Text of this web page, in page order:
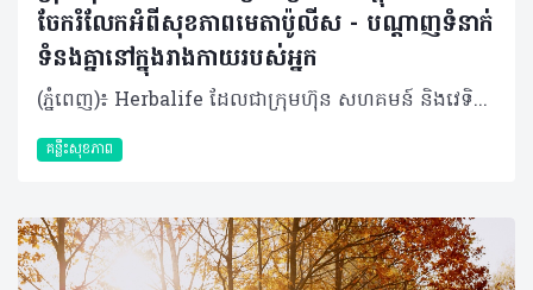
ចែករំលែកអំពីសុខភាពមេតាប៉ូលីស - បណ្តាញទំនាក់
ទំនងគ្នានៅក្នុងរាងកាយរបស់អ្នក
(ភ្នំពេញ)៖ Herbalife ដែលជាក្រុមហ៊ុន សហគមន៍ និងវេទិកាភ្ជាប់ទំនាក់ទំនង លំដាប់ថ្នាក់ពិភពលោក ផ្នែកសុខភាព និងសុខុមាលភាពបានចែករំលែកអំពី សុខភាពមេតាប៉ូលីសនិងបណ្តាញទំនាក់ទំនងគ្នានៅក្នុងរាងកាយរបស់អ្នក។ សុខភាពមេតាប៉ូលីស មិនមែនត្រឹមតែជាការគ្រប់គ្រងទម្ងន់ ឬជាតិស្ករនោះទេ ប៉ុន្តែវាគឺជាសមត្ថភាពរបស់រាងកាយក្នុងការបំប្លែងអាហារទៅជាថាមពលប្រកបដោយប្រសិទ្ធភាព។ វាក៏រួមបញ្ចូលទាំងការរក្សាកម្រិតជាតិស្ករ ជាតិខ្លាញ់ សម្ពាធឈាមឱ្យនៅកម្រិតល្អ និងការបង្ការការរលាករ៉ាំរ៉ៃក្នុងរាងកាយផងដែរ។ ការផ្លាស់ប្តូររបបអាហារ ការរស់នៅបែបអង្គុយច្រើនមិនសូវបញ្ចេញកម្លាំង គឺជាកត្តាជម្រុញឱ្យសុខភាពមេតាប៉ូលីសធ្លាក់ចុះ​។​ វាជាការចាំបាច់ដែលយើងត្រូវយកចិត្តទុកដាក់លើសុខភាពមេតាប៉ូលីសឱ្យបានតាំងពីដំបូង។​ យើងអាចធ្វើទៅបានតាម​រយៈ​ការទទួលទានអាហារដែលមានជីវជាតិគ្រប់គ្រាន់ និងការរក្សាទម្លាប់រស់នៅល្អៗឱ្យបានជាប់លាប់។ ការពង្រឹងសុខភាពមេតាប៉ូលីស មិនមែនជាការដោះស្រាយមួយឆាវៗនោះទេ ប៉ុន្តែវាទាមទារឱ្យយើងផ្ដោតលើការស្តារតុល្យភាពនៃប្រព័ន្ធរាងកាយទាំងមូលឡើងវិញ។ ខាងក្រោមនេះគឺជាវិធីសាស្ត្រមួយចំនួនដើម្បីសម្រេចគោលដៅនេះ៖ គន្លឹះទី ១៖ សមាសធាតុផ្សំនៃរាងកាយពិតជាសំខាន់ (Body composition matters) មេតាប៉ូលីស មិនមែនរងឥទ្ធិពលពីទម្ងន់ខ្លួនតែមួយមុខនោះទេ ប៉ុន្តែវាអាស្រ័យទៅលើសមាសធាតុផ្សំនៃរាងកាយទាំងមូល។ ការដឹងពីអត្រាធៀបរវាង សាច់ដុំ និងខ្លាញ់ ផ្តល់រូបភាពច្បាស់លាស់អំពីសុខភាពមេតាប៉ូលីស ជាងការមើលតែលើទម្ងន់ ឬសន្ទស្សន៍ម៉ាសរាងកាយ (BMI) តែម្យ៉ាង។ សាច់ដុំ កោសិកាសាច់ដុំគឺជាផ្នែកដែលសកម្មខ្លាំងក្នុងការធ្វើមេតាប៉ូលីស ដូច្នេះការមានសាច់ដុំកាន់តែច្រើន មានន័យថារាងកាយរបស់អ្នកប្រើប្រាស់ថាមពលកាន់តែច្រើន សូម្បីតែក្នុងពេលដែលអ្នកកំពុងសម្រាកក៏ដោយ។ ខ្លាញ់ ជាផ្នែកសំខាន់នៃសុខភាពមេតាប៉ូលីស វាជាប្រភពថាមពលដែលរាងកាយពឹងផ្អែកពេញមួយថ្ងៃ ហើយវាក៏ជាផ្នែកមួយ​ដែលជួយបង្កើតភ្នាសការពារកោសិកាផងដែរ។ ទោះជាយ៉ាងណាក៏ដោយ ខ្លាញ់ច្រើនពេក ជាពិសេសខ្លាញ់មិនល្អនៅជុំវិញសរីរាង្គខាងក្នុង (Internal Organ) អាចរំខានដល់តុល្យភាពមេតាប៉ូលីស និងអាច បង្កើនហានិភ័យនៃការរលាកផ្សេងៗ។ ខ្លាញ់ល្អ ដូចជាអាស៊ីតខ្លាញ់អូមេហ្គា-៣ (Omega-3) នៅក្នុងត្រី ខ្លាញ់នៅក្នុងគ្រាប់ធញ្ញជាតិ និងប្រេងអូលីវ គឺជួយពង្រឹងមុខងារមេតាប៉ូលីស។ ការស្រាវជ្រាវបានបង្ហាញថា អូមេហ្គា-៣ ជួយដល់ការបង្កើតសាច់ដុំ និងស្តារសាច់ដុំក្រោយហាត់ប្រាណឡើងវិញផងដែរ។ លើសពីនេះ វាក៏ជួយឱ្យរាងកាយប្រើប្រាស់ជាតិស្ករបានល្អ (អាំងស៊ុយលីន) ជួយគ្រប់គ្រងទម្ងន់ និងការពារកុំឱ្យបាត់បង់កម្លាំងសាច់ដុំ ចំពោះមនុស្សចាស់ដែលប្រឈមនឹងការស្រកសាច់ដុំតាមវ័យផងដែរ។ គន្លឹះទី ២៖ ការគ្រប់គ្រងកម្រិតជាតិស្ករក្នុងឈាម ការរក្សាកម្រិតជាតិស្ករក្នុងឈាមឱ្យមានលំនឹង គឺជាចំណុចដ៏សំខាន់បំផុតសម្រាប់សុខភាពមេតាប៉ូលីស។ នៅពេលយើងញ៉ាំកាបូអ៊ីដ្រាត ជាតិស្ករនឹងចូលទៅក្នុងឈាម រាងកាយនឹងបញ្ចេញអាំងស៊ុយលីន ដើម្បីជួយបញ្ជូនជាតិស្ករទាំងនោះទៅក្នុងកោសិកាសម្រាប់បង្កើតជាថាមពល។ ផ្ទុយទៅវិញ ការញ៉ាំអាហារដែលមានជាតិស្ករខ្ពស់ ញឹកញាប់ពេក (ដូចជា នំខេក នំបុ័ងស ឬភេសជ្ជៈផ្អែម) ដែលខ្វះជាតិសរសៃ និងប្រូតេអ៊ីន នឹងធ្វើឱ្យជាតិស្ករក្នុងឈាមឡើងខ្ពស់ខ្លាំងភ្លាមៗ ដែលបន្ទាប់មកបង្ខំឱ្យរាងកាយបញ្ចេញអាំងស៊ុយលីនមកច្រើនហួសប្រមាណ ដែលយូរៗទៅនឹងធ្វើឱ្យមេតាប៉ូលីសចុះខ្សោយ។ ដើម្បីឱ្យរាងកាយគ្រប់គ្រងថាមពលបានល្អ យើងគួរផ្តោតលើអាហារដែលមានតុល្យភាពដូចជា ម្សៅដែលមិនសូវឡើងជាតិស្ករខ្លាំង (Low-glycemic) ប្រូតេអ៊ីន ខ្លាញ់ល្អ និងជាតិសរសៃឱ្យបានច្រើន។ ការទទួលទានអាហារឱ្យទៀងពេលវេលា និងការចៀសវាងការទទួលទានពេលយប់ជ្រៅ គឺមានសារៈសំខាន់ខ្លាំងណាស់ ដើម្បីឱ្យប្រព័ន្ធមេតាប៉ូលីសដំណើរការស្របទៅតាមអ្វីដែលដែលរាងកាយអ្នកទម្លាប់ពីធម្មជាតិមកស្រាប់។ ការធ្វើបែបនេះ នឹងជួយឱ្យរាងកាយប្រើប្រាស់អាំងស៊ុយលីនបានកាន់តែមានប្រសិទ្ធភាព និងជួយឱ្យការទាញយកថាមពលមកប្រើប្រាស់បានកាន់តែល្អប្រសើរ។ គន្លឹះទី ៣៖ សុខភាពពោះវៀន ពោះវៀនត្រូវបានគេហៅថាជា "ខួរក្បាលទីពីរ" របស់រាងកាយ ហើយវាគឺជាកត្តាដ៏សំខាន់បំផុតមួយដែលជួយជម្រុញសុខភាពមេតាប៉ូលីស។ នៅក្នុងពោះវៀនមានមីក្រូសារពាង្គកាយតូចៗរាប់លាន ដែលធ្វើការងារយ៉ាងជិតស្និទ្ធជាមួយសរីរាង្គ​ផ្សេង​ៗ ដើម្បីជួយដល់ការបំប្លែងសារធាតុចិញ្ចឹម និងការទាញយកថាមពលពីអាហារ។ ប្រសិនបើពោះវៀនមានសុខភាពល្អ និងមានតុល្យភាព នោះមានន័យថាមេតាប៉ូលីសក៏ដំណើរការបានល្អផងដែរ។ សុខភាពពោះវៀន គឺជាដំណើរការដែលត្រូវធ្វើការបន្តិចម្តងៗ តាមរយៈការញ៉ាំអាហារដែលមានប្រូបាយអូទិក (Probiotics) អាហារដែលមានជាតិសរសៃ (Prebiotics)​ របបអាហារដែលមានតុល្យភាព និងការរស់នៅប្រកបដោយទម្លាប់ល្អ។ ការអនុវត្តទម្លាប់ទាំងនេះជាប់លាប់ នឹងជួយចិញ្ចឹមមីក្រូសារពាង្គកាយល្អៗក្នុងពោះវៀនឱ្យកាន់តែរឹងមាំ ដែលជួយដល់ប្រព័ន្ធភាពស៊ាំ កាត់បន្ថយការរលាកក្នុងរាងកាយ និងជម្រុញឱ្យប្រព័ន្ធមេតាប៉ូលីសដំណើរការបានកាន់តែប្រសើរ។ គន្លឹះទី ៤៖ ការសម្រាក និងការស្តារឡើងវិញ (Rest and reset) ការគេងបានស្កប់ស្កល់ និងការគ្រប់គ្រងស្ត្រេសបានល្អ ជួយឱ្យអ័រម៉ូនក្នុងរាងកាយមានលំនឹង ដែលជួយឱ្យប្រព័ន្ធមេតាប៉ូលីសដំណើរការបានល្អ ជួយគ្រប់គ្រងចំណង់អាហារ និងរក្សាកម្រិតជាតិស្ករក្នុងឈាមឱ្យមានស្ថេរភាព។ អ្វីដែលស្បែករបស់អ្នកអាចប្រាប់អំពីសុខភាពមេតាប៉ូលីស ទោះបីជាសុខភាពមេតាប៉ូលីសដំណើរការនៅខាងក្នុងក៏ដោយ ប៉ុន្តែផលប៉ះពាល់របស់វាក៏អាចបង្ហាញឱ្យឃើញនៅលើស្បែកផងដែរ។ ទោះបីជាសុខភាពស្បែកមិនមែនជាអ្នកកំណត់មុខងារមេតាប៉ូលីសក៏ដោយ ប៉ុន្តែវាអាចឆ្លុះបញ្ចាំងពីអតុល្យភាពដែលពាក់ព័ន្ធនឹងសុខភាពពោះវៀន ការគ្រប់គ្រងជាតិស្ករ សមាសធាតុផ្សំនៃរាងកាយ ការគេង ព្រមទាំងស្ត្រេសផងដែរ។ ស្បែកដែលថ្លា និងភ្លឺរលោង (Glass skin) ដែលមនុស្សជាច្រើនប្រាថ្នាចង់បាន គឺចាប់ផ្តើមចេញពីការផ្តល់អាហារូបត្ថម្ភដល់រាងកាយពីខាងក្នុង ៖ ប្រូតេអ៊ីន៖ ការទទួលទានប្រូតេអ៊ីនឱ្យបានគ្រប់គ្រាន់ជួយដល់ការជួសជុល និងបង្កើតកោសិកាស្បែកថ្មី បន្លែផ្លែឈើចម្រុះពណ៌៖ ផ្តល់នូវសារធាតុប្រឆាំងអុកស៊ីតកម្ម ដូចជាវីតាមីន A, C, E និងសារធាតុរុក្ខជាតិ (Phytonutrients) ដែលជួយការពារប្រឆាំងនឹងភាពតានតឹងអុកស៊ីតកម្ម និងជួយដល់ការបង្កើត Collagen ការរក្សាជាតិទឹក៖ ការញ៉ាំទឹកឱ្យបានគ្រប់គ្រាន់ និងអាហារដែលមានជីវជាតិចម្រុះមុខ ជួយរក្សារស្បែកឱ្យមានភាពយឺត និងស្រស់ថ្លា សុខភាពមេតាប៉ូលីសល្អ គឺជាការរៀបចំប្រព័ន្ធរាងកាយឱ្យមានភាពស៊ីសង្វាក់គ្នា។ ការជ្រើសរើសទម្លាប់ល្អៗជារៀងរាល់ថ្ងៃ ទោះបីជាជារឿងតូចតាច ក៏អាចបង្កើតជាគ្រឹះដ៏រឹងមាំសម្រាប់សុខភាពមេតាប៉ូលីស និងជួយឱ្យមានសុខភាពល្អក្នុងរយៈពេលវែង។ អំពីក្រុមហ៊ុន Herbalife ក្រុមហ៊ុន Herbalife (NYSE: HLF) គឺជាក្រុមហ៊ុនសុខភាព និងសុខុមាលភាពឈានមុខគេ និងជាសហគមន៍ដែលកំពុងផ្លាស់ប្តូរជីវិតរបស់មនុស្សជាមួយនឹងផលិតផលអាហារូបត្ថម្ភដ៏អស្ចារ្យ និងជាឱកាសអាជីវកម្មសម្រាប់សមាជិកឯករាជ្យ​របស់ខ្លួនចាប់តាំងពីឆ្នាំ 1980។ ក្រុមហ៊ុនផ្តល់ជូននូវផលិតផលដែលគាំទ្រដោយវិទ្យាសាស្រ្តដល់អ្នកប្រើប្រាស់នៅក្នុងទីផ្សារជាង 90។ តាមរយៈសមាជិកឯករាជ្យដែលផ្តល់ជូននូវការបណ្តុះបណ្តាលមួយទល់មួយ និងផ្តល់ការគាំទ្រសហគមន៍ដោយបំផុសគំនិតឱ្យអតិថិជនប្រកាន់ខ្ជាប់នូវរបៀបរស់នៅដែលមានភាពសកម្ម។
គន្លឹះសុខភាព